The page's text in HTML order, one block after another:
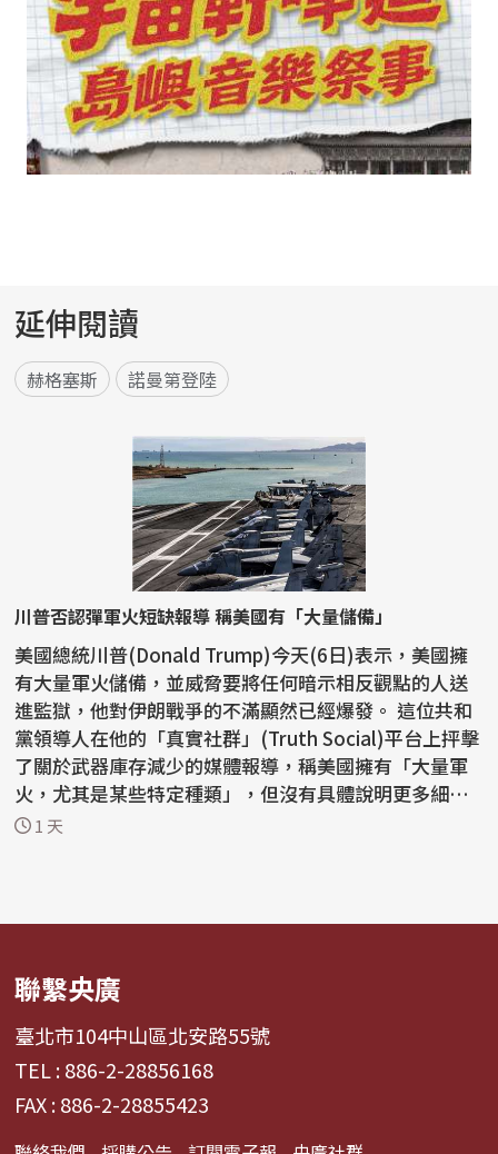
延伸閱讀
赫格塞斯 諾曼第登陸
川普否認彈軍火短缺報導 稱美國有「大量儲備」
美國總統川普(Donald Trump)今天(6日)表示，美國擁
有大量軍火儲備，並威脅要將任何暗示相反觀點的人送
進監獄，他對伊朗戰爭的不滿顯然已經爆發。 這位共和
黨領導人在他的「真實社群」(Truth Social)平台上抨擊
了關於武器庫存減少的媒體報導，稱美國擁有「大量軍
火，尤其是某些特定種類」，但沒有具體說明更多細
節。...
1 天
聯繫央廣
臺北市104中山區北安路55號
TEL : 886-2-28856168
FAX : 886-2-28855423